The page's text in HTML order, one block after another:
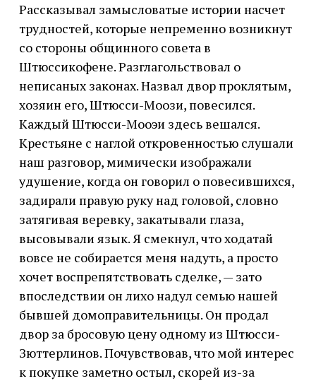
Рассказывал замысловатые истории насчет
трудностей, которые непременно возникнут
со стороны общинного совета в
Штюссикофене. Разглагольствовал о
неписаных законах. Назвал двор проклятым,
хозяин его, Штюсси-Моози, повесился.
Каждый Штюсси-Мооэи здесь вешался.
Крестьяне с наглой откровенностью слушали
наш разговор, мимически изображали
удушение, когда он говорил о повесившихся,
задирали правую руку над головой, словно
затягивая веревку, закатывали глаза,
высовывали язык. Я смекнул, что ходатай
вовсе не собирается меня надуть, а просто
хочет воспрепятствовать сделке, — зато
впоследствии он лихо надул семью нашей
бывшей домоправительницы. Он продал
двор за бросовую цену одному из Штюсси-
Зюттерлинов. Почувствовав, что мой интерес
к покупке заметно остыл, скорей из-за